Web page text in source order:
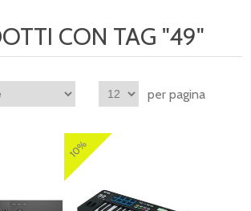
CON TAG "49"
per pagina
10%